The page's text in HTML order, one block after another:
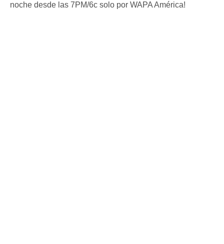
noche desde las 7PM/6c solo por WAPA América!